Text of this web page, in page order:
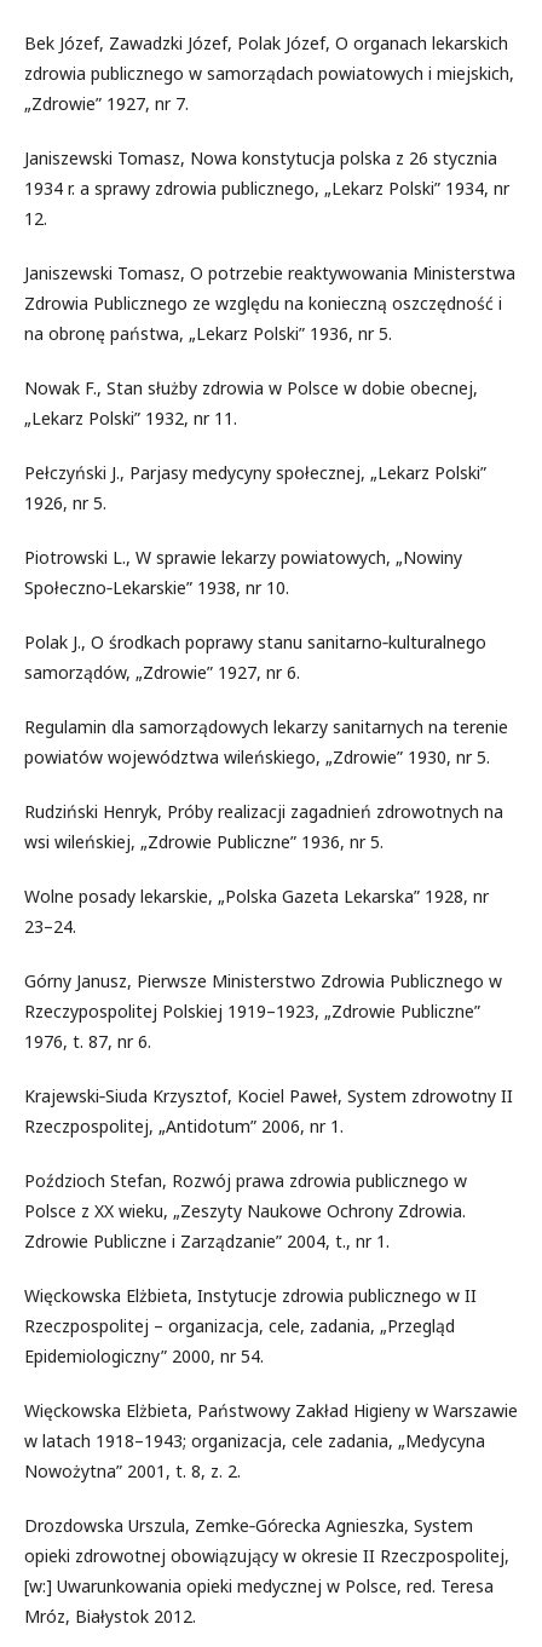
Bek Józef, Zawadzki Józef, Polak Józef, O organach lekarskich
zdrowia publicznego w samorządach powiatowych i miejskich,
„Zdrowie” 1927, nr 7.
Janiszewski Tomasz, Nowa konstytucja polska z 26 stycznia
1934 r. a sprawy zdrowia publicznego, „Lekarz Polski” 1934, nr
12.
Janiszewski Tomasz, O potrzebie reaktywowania Ministerstwa
Zdrowia Publicznego ze względu na konieczną oszczędność i
na obronę państwa, „Lekarz Polski” 1936, nr 5.
Nowak F., Stan służby zdrowia w Polsce w dobie obecnej,
„Lekarz Polski” 1932, nr 11.
Pełczyński J., Parjasy medycyny społecznej, „Lekarz Polski”
1926, nr 5.
Piotrowski L., W sprawie lekarzy powiatowych, „Nowiny
Społeczno‑Lekarskie” 1938, nr 10.
Polak J., O środkach poprawy stanu sanitarno‑kulturalnego
samorządów, „Zdrowie” 1927, nr 6.
Regulamin dla samorządowych lekarzy sanitarnych na terenie
powiatów województwa wileńskiego, „Zdrowie” 1930, nr 5.
Rudziński Henryk, Próby realizacji zagadnień zdrowotnych na
wsi wileńskiej, „Zdrowie Publiczne” 1936, nr 5.
Wolne posady lekarskie, „Polska Gazeta Lekarska” 1928, nr
23–24.
Górny Janusz, Pierwsze Ministerstwo Zdrowia Publicznego w
Rzeczypospolitej Polskiej 1919–1923, „Zdrowie Publiczne”
1976, t. 87, nr 6.
Krajewski‑Siuda Krzysztof, Kociel Paweł, System zdrowotny II
Rzeczpospolitej, „Antidotum” 2006, nr 1.
Poździoch Stefan, Rozwój prawa zdrowia publicznego w
Polsce z XX wieku, „Zeszyty Naukowe Ochrony Zdrowia.
Zdrowie Publiczne i Zarządzanie” 2004, t., nr 1.
Więckowska Elżbieta, Instytucje zdrowia publicznego w II
Rzeczpospolitej – organizacja, cele, zadania, „Przegląd
Epidemiologiczny” 2000, nr 54.
Więckowska Elżbieta, Państwowy Zakład Higieny w Warszawie
w latach 1918–1943; organizacja, cele zadania, „Medycyna
Nowożytna” 2001, t. 8, z. 2.
Drozdowska Urszula, Zemke‑Górecka Agnieszka, System
opieki zdrowotnej obowiązujący w okresie II Rzeczpospolitej,
[w:] Uwarunkowania opieki medycznej w Polsce, red. Teresa
Mróz, Białystok 2012.